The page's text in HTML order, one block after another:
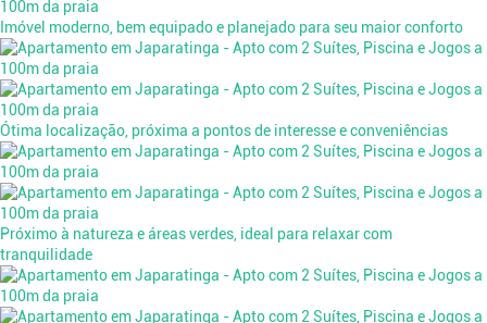
Imóvel moderno, bem equipado e planejado para seu maior conforto
Ótima localização, próxima a pontos de interesse e conveniências
Próximo à natureza e áreas verdes, ideal para relaxar com
tranquilidade